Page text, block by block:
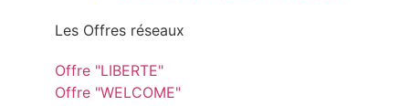
Les Offres réseaux
Offre "LIBERTE"
Offre "WELCOME"